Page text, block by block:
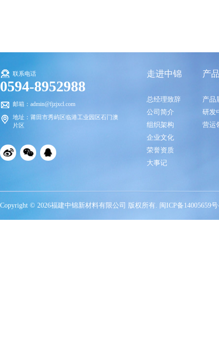
联系电话
0594-8952988
邮箱：admin@fjzjxcl.com
地址：莆田市秀屿区临港工业园区石门澳
片区
走进中锦
总经理致辞
公司简介
组织架构
企业文化
荣誉资质
大事记
产
产品
研发
营运
Copyright © 2026福建中锦新材料有限公司 版权所有. 闽ICP备14005659